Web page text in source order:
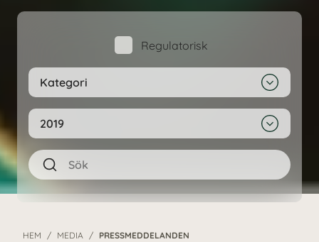
HEM MEDIA PRESSMEDDELANDEN
Regulatorisk